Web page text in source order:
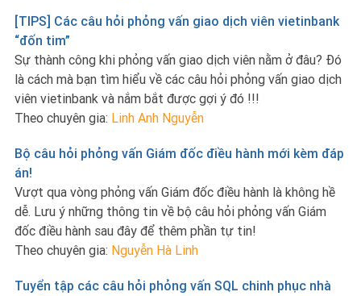
[TIPS] Các câu hỏi phỏng vấn giao dịch viên vietinbank
“đốn tim”
Sự thành công khi phỏng vấn giao dịch viên nằm ở đâu? Đó
là cách mà bạn tìm hiểu về các câu hỏi phỏng vấn giao dịch
viên vietinbank và nắm bắt được gợi ý đó !!!
Theo chuyên gia: Linh Anh Nguyễn
Bộ câu hỏi phỏng vấn Giám đốc điều hành mới kèm đáp
án!
Vượt qua vòng phỏng vấn Giám đốc điều hành là không hề
dễ. Lưu ý những thông tin về bộ câu hỏi phỏng vấn Giám
đốc điều hành sau đây để thêm phần tự tin!
Theo chuyên gia: Nguyễn Hà Linh
Tuyển tập các câu hỏi phỏng vấn SQL chinh phục nhà